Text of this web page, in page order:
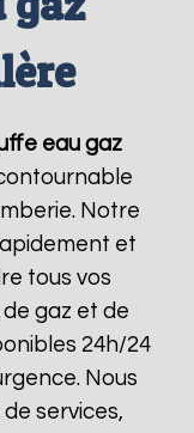
eau gaz
Notre
et
tous vos
gaz et de
24h/24
Nous
services,